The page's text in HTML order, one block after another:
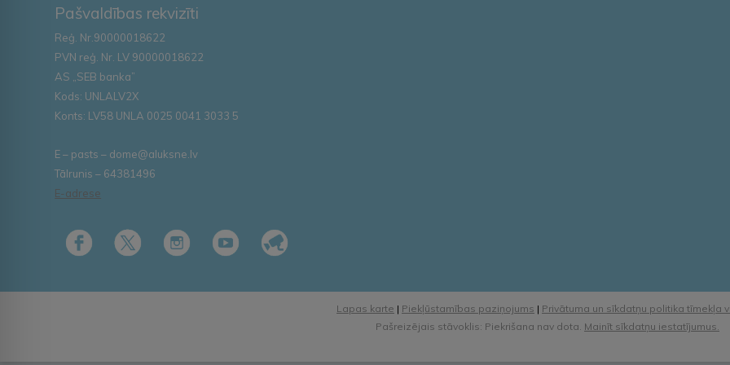
Pašvaldības rekvizīti
Reģ. Nr.90000018622
PVN reģ. Nr. LV 90000018622
AS „SEB banka”
Kods: UNLALV2X
Konts: LV58 UNLA 0025 0041 3033 5
E – pasts – dome@aluksne.lv
Tālrunis – 64381496
E-adrese
Lapas karte | Piekļūstamības paziņojums | Privātuma un sīkdatņu politika tīmekļa
Pašreizējais stāvoklis: Piekrišana nav dota. Mainīt sīkdatņu iestatījumus.